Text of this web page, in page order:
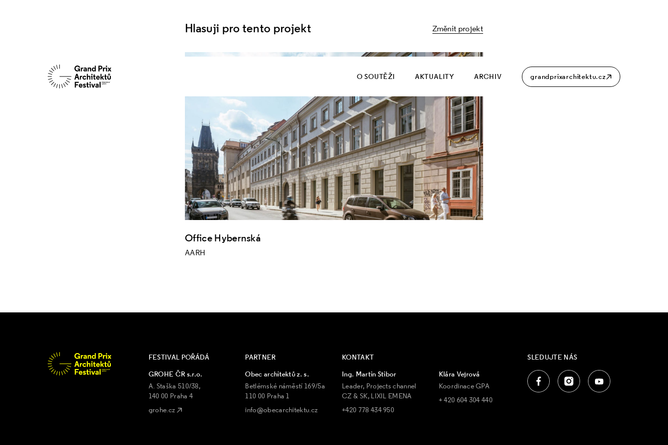
Hlasuji pro tento projekt Změnit projekt
Office Hybernská
AARH
O SOUTĚŽI AKTUALITY ARCHIV grandprixarchitektu.cz
FESTIVAL POŘÁDÁ
GROHE ČR s.r.o.
A. Staška 510/38,
140 00 Praha 4
grohe.cz
PARTNER
Obec architektů z. s.
Betlémské náměstí 169/5a
110 00 Praha 1
info@obecarchitektu.cz
KONTAKT
Ing. Martin Stibor
Leader, Projects channel
CZ & SK, LIXIL EMENA
+420 778 434 950
Klára Vejrová
Koordinace GPA
+ 420 604 304 440
SLEDUJTE NÁS